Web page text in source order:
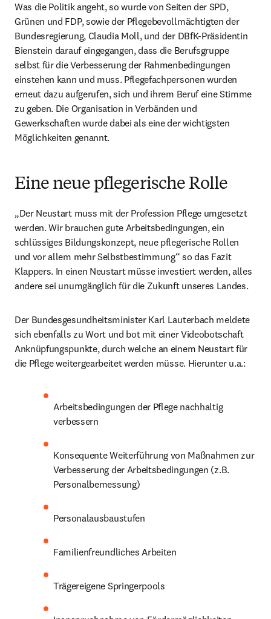
Was die Politik angeht, so wurde von Seiten der SPD,
Grünen und FDP, sowie der Pflegebevollmächtigten der
Bundesregierung, Claudia Moll, und der DBfK-Präsidentin
Bienstein darauf eingegangen, dass die Berufsgruppe
selbst für die Verbesserung der Rahmenbedingungen
einstehen kann und muss. Pflegefachpersonen wurden
erneut dazu aufgerufen, sich und ihrem Beruf eine Stimme
zu geben. Die Organisation in Verbänden und
Gewerkschaften wurde dabei als eine der wichtigsten
Möglichkeiten genannt.
Eine neue pflegerische Rolle
„Der Neustart muss mit der Profession Pflege umgesetzt
werden. Wir brauchen gute Arbeitsbedingungen, ein
schlüssiges Bildungskonzept, neue pflegerische Rollen
und vor allem mehr Selbstbestimmung“ so das Fazit
Klappers. In einen Neustart müsse investiert werden, alles
andere sei unumgänglich für die Zukunft unseres Landes.
Der Bundesgesundheitsminister Karl Lauterbach meldete
sich ebenfalls zu Wort und bot mit einer Videobotschaft
Anknüpfungspunkte, durch welche an einem Neustart für
die Pflege weitergearbeitet werden müsse. Hierunter u.a.:
Arbeitsbedingungen der Pflege nachhaltig
verbessern
Konsequente Weiterführung von Maßnahmen zur
Verbesserung der Arbeitsbedingungen (z.B.
Personalbemessung)
Personalausbaustufen
Familienfreundliches Arbeiten
Trägereigene Springerpools